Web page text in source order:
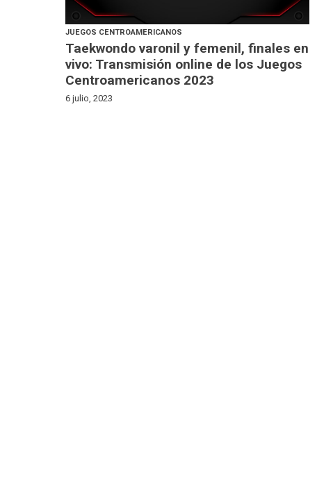
JUEGOS CENTROAMERICANOS
Taekwondo varonil y femenil, finales en
vivo: Transmisión online de los Juegos
Centroamericanos 2023
6 julio, 2023